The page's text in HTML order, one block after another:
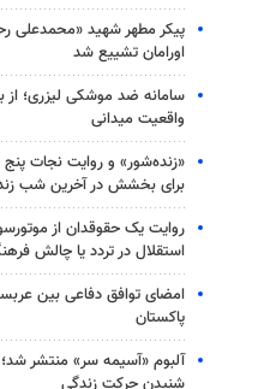
پیکر مطهر شهید «محمدعلی
اورامان تشییع شد
سامانه ضد موشکی لیزری؛ از
واقعیت میدانی
«زنده‌شور» و روایت نجات
برای بخشش در آخرین شب
روایت یک حقوقدان از
استقلال در تردد یا چالش
امضای توافق دفاعی بین
پاکستان
آلبوم «آسیمه سر» منتشر
شنیدن حرکتِ زندگی